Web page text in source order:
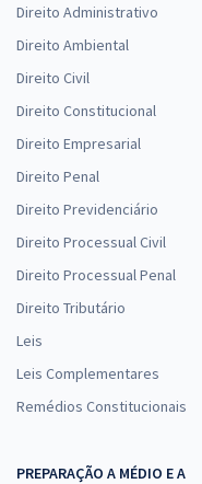
Direito Administrativo
Direito Ambiental
Direito Civil
Direito Constitucional
Direito Empresarial
Direito Penal
Direito Previdenciário
Direito Processual Civil
Direito Processual Penal
Direito Tributário
Leis
Leis Complementares
Remédios Constitucionais
PREPARAÇÃO A MÉDIO E A